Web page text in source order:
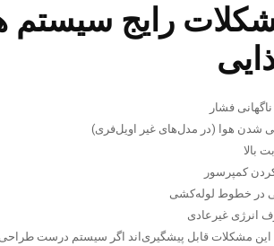
رایج سیستم
فشار
شدن هوا (در مدل‌های غیر اویل‌فری)
بالا
کمپرسور
در خطوط لوله‌کشی
انرژی غیرعادی
این مشکلات قابل پیشگیری‌اند اگر سیستم درست